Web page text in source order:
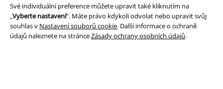
Své individuální preference můžete upravit také kliknutím na
„Vyberte nastavení“. Máte právo kdykoli odvolat nebo upravit svůj
souhlas v Nastavení souborů cookie. Další informace o ochraně
údajů naleznete na stránceZásady ochrany osobních údajů.